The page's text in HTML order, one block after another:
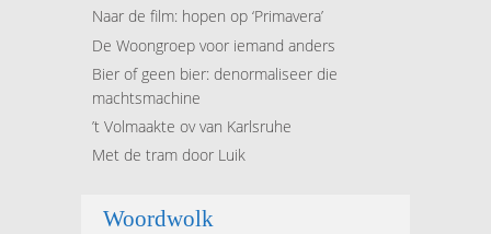
Naar de film: hopen op ‘Primavera’
De Woongroep voor iemand anders
Bier of geen bier: denormaliseer die
machtsmachine
’t Volmaakte ov van Karlsruhe
Met de tram door Luik
Woordwolk